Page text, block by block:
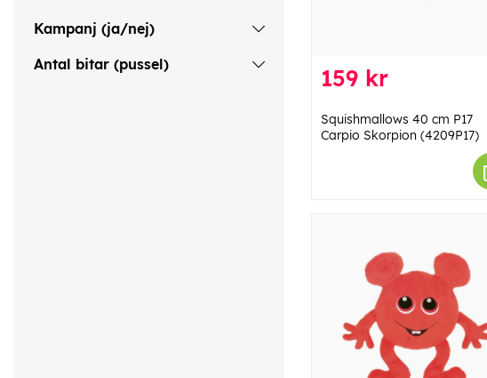
Kampanj (ja/nej)
Antal bitar (pussel)
159 kr
Squishmallows 40 cm P17
Carpio Skorpion (4209P17)